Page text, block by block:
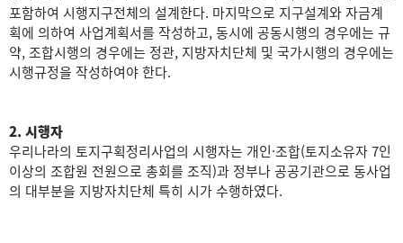
포함하여 시행지구전체의 설계한다. 마지막으로 지구설계와 자금계
획에 의하여 사업계획서를 작성하고, 동시에 공동시행의 경우에는 규
약, 조합시행의 경우에는 정관, 지방자치단체 및 국가시행의 경우에는
시행규정을 작성하여야 한다.
2. 시행자
우리나라의 토지구획정리사업의 시행자는 개인·조합(토지소유자 7인
이상의 조합원 전원으로 총회를 조직)과 정부나 공공기관으로 동사업
의 대부분을 지방자치단체 특히 시가 수행하였다.